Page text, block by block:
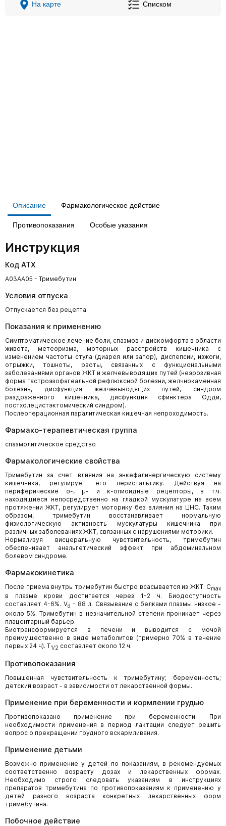
На карте Списком
Описание Фармакологическое действие
Противопоказания Особые указания
Инструкция
Код АТХ
A03AA05 - Тримебутин
Условия отпуска
Отпускается без рецепта
Показания к применению
Симптоматическое лечение боли, спазмов и дискомфорта в области
живота, метеоризма, моторных расстройств кишечника с
изменением частоты стула (диарея или запор), диспепсии, изжоги,
отрыжки, тошноты, рвоты, связанных с функциональными
заболеваниями органов ЖКТ и желчевыводящих путей (неэрозивная
форма гастроэзофагеальной рефлюксной болезни, желчнокаменная
болезнь, дисфункция желчевыводящих путей, синдром
раздраженного кишечника, дисфункция сфинктера Одди,
постхолецистэктомический синдром).
Послеоперационная паралитическая кишечная непроходимость.
Фармако-терапевтическая группа
спазмолитическое средство
Фармакологические свойства
Тримебутин за счет влияния на энкефалинергическую систему
кишечника, регулирует его перистальтику. Действуя на
периферические σ-, µ- и κ-опиоидные рецепторы, в т.ч.
находящиеся непосредственно на гладкой мускулатуре на всем
протяжении ЖКТ, регулирует моторику без влияния на ЦНС. Таким
образом, тримебутин восстанавливает нормальную
физиологическую активность мускулатуры кишечника при
различных заболеваниях ЖКТ, связанных с нарушениями моторики.
Нормализуя висцеральную чувствительность, тримебутин
обеспечивает анальгетический эффект при абдоминальном
болевом синдроме.
Фармакокинетика
После приема внутрь тримебутин быстро всасывается из ЖКТ. Сmax
в плазме крови достигается через 1-2 ч. Биодоступность
составляет 4-6%. Vd - 88 л. Связывание с белками плазмы низкое -
около 5%. Тримебутин в незначительной степени проникает через
плацентарный барьер.
Биотрансформируется в печени и выводится с мочой
преимущественно в виде метаболитов (примерно 70% в течение
первых 24 ч). Т1/2 составляет около 12 ч.
Противопоказания
Повышенная чувствительность к тримебутину; беременность;
детский возраст - в зависимости от лекарственной формы.
Применение при беременности и кормлении грудью
Противопоказано применение при беременности. При
необходимости применения в период лактации следует решить
вопрос о прекращении грудного вскармливания.
Применение детьми
Возможно применение у детей по показаниям, в рекомендуемых
соответственно возрасту дозах и лекарственных формах.
Необходимо строго следовать указаниям в инструкциях
препаратов тримебутина по противопоказаниям к применению у
детей разного возраста конкретных лекарственных форм
тримебутина.
Побочное действие